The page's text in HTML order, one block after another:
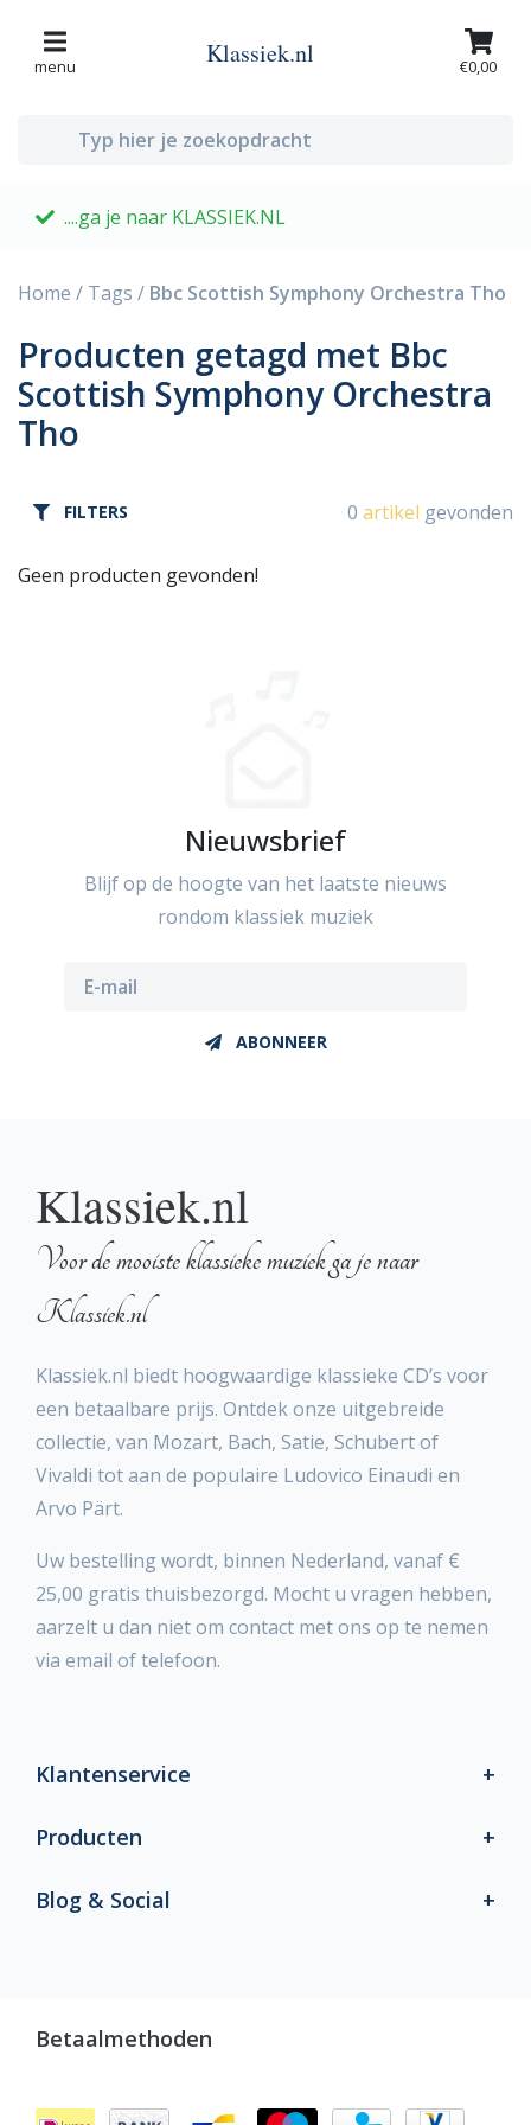
menu Klassiek.nl €0,00
....ga je naar KLASSIEK.NL
Home / Tags / Bbc Scottish Symphony Orchestra Tho
Producten getagd met Bbc
Scottish Symphony Orchestra
Tho
FILTERS 0 artikel gevonden
Geen producten gevonden!
Nieuwsbrief
Blijf op de hoogte van het laatste nieuws
rondom klassiek muziek
ABONNEER
Klassiek.nl
Voor de mooiste klassieke muziek ga je naar
Klassiek.nl
Klassiek.nl biedt hoogwaardige klassieke CD’s voor
een betaalbare prijs. Ontdek onze uitgebreide
collectie, van Mozart, Bach, Satie, Schubert of
Vivaldi tot aan de populaire Ludovico Einaudi en
Arvo Pärt.
Uw bestelling wordt, binnen Nederland, vanaf €
25,00 gratis thuisbezorgd. Mocht u vragen hebben,
aarzelt u dan niet om contact met ons op te nemen
via email of telefoon.
Klantenservice
Producten
Blog & Social
Betaalmethoden